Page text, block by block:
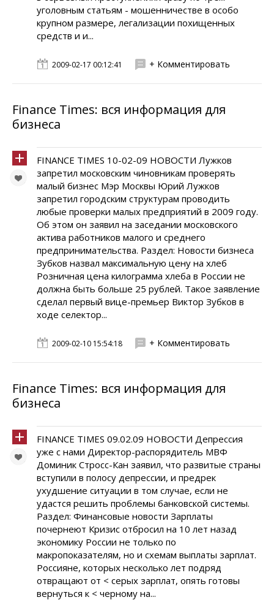
уголовным статьям - мошенничестве в особо
крупном размере, легализации похищенных
средств и и...
2009-02-17 00:12:41 + Комментировать
Finance Times: вся информация для
бизнеса
FINANCE TIMES 10-02-09 НОВОСТИ Лужков
запретил московским чиновникам проверять
малый бизнес Мэр Москвы Юрий Лужков
запретил городским структурам проводить
любые проверки малых предприятий в 2009 году.
Об этом он заявил на заседании московского
актива работников малого и среднего
предпринимательства. Раздел: Новости бизнеса
Зубков назвал максимальную цену на хлеб
Розничная цена килограмма хлеба в России не
должна быть больше 25 рублей. Такое заявление
сделал первый вице-премьер Виктор Зубков в
ходе селектор...
2009-02-10 15:54:18 + Комментировать
Finance Times: вся информация для
бизнеса
FINANCE TIMES 09.02.09 НОВОСТИ Депрессия
уже с нами Директор-распорядитель МВФ
Доминик Стросс-Кан заявил, что развитые страны
вступили в полосу депрессии, и предрек
ухудшение ситуации в том случае, если не
удастся решить проблемы банковской системы.
Раздел: Финансовые новости Зарплаты
почернеют Кризис отбросил на 10 лет назад
экономику России не только по
макропоказателям, но и схемам выплаты зарплат.
Россияне, которых несколько лет подряд
отвращают от < серых зарплат, опять готовы
вернуться к < черному на...